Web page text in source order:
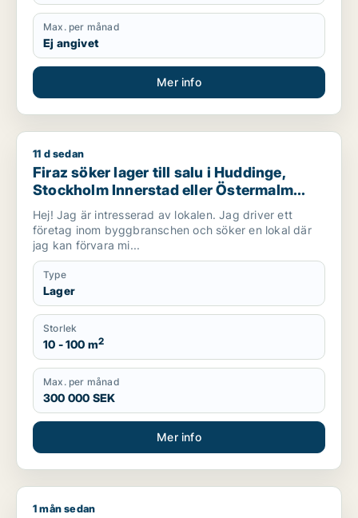
Max. per månad
Ej angivet
Mer info
Firaz söker lager till salu i Huddinge, Stockholm Innerstad
11 d sedan
Firaz söker lager till salu i Huddinge,
Stockholm Innerstad eller Östermalm
m.fl.
Hej! Jag är intresserad av lokalen. Jag driver ett
företag inom byggbranschen och söker en lokal där
jag kan förvara mi...
Type
Lager
Storlek
10 - 100 m2
Max. per månad
300 000 SEK
Mer info
Christogfe söker lager, industrilokal, restauranglokal eller
1 mån sedan